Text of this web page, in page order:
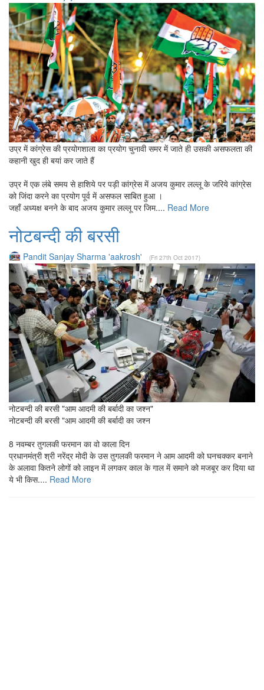
उप्र में कांग्रेस की प्रयोगशाला का प्रयोग चुनावी समर में जाते ही उसकी असफलता की
कहानी खुद ही बयां कर जाते हैं
उप्र में एक लंबे समय से हाशिये पर पड़ी कांग्रेस में अजय कुमार लल्लू के जरिये कांग्रेस
को जिंदा करने का प्रयोग पूर्व में असफल साबित हुआ ।
जहाँ अध्यक्ष बनने के बाद अजय कुमार लल्लू पर जिम.... Read More
नोटबन्दी की बरसी
Pandit Sanjay Sharma 'aakrosh' (Fri 27th Oct 2017)
नोटबन्दी की बरसी "आम आदमी की बर्बादी का जश्न"
नोटबन्दी की बरसी "आम आदमी की बर्बादी का जश्न
8 नवम्बर तुगलकी फरमान का वो काला दिन
प्रधानमंत्री श्री नरेंद्र मोदी के उस तुगलकी फरमान ने आम आदमी को घनचक्कर बनाने
के अलावा कितने लोगों को लाइन में लगकर काल के गाल में समाने को मजबूर कर दिया था
ये भी किस.... Read More